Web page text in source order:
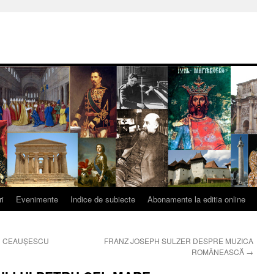
Evenimente Indice de subiecte Abonamente la editia online
CEAUŞESCU
FRANZ JOSEPH SULZER DESPRE MUZICA
ROMÂNEASCĂ →